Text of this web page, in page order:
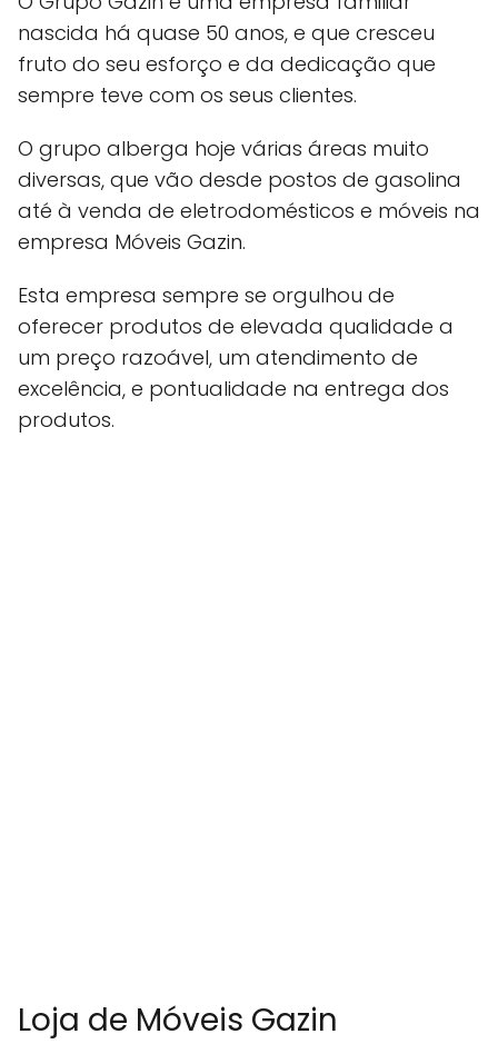
nascida há quase 50 anos, e que cresceu
fruto do seu esforço e da dedicação que
sempre teve com os seus clientes.
O grupo alberga hoje várias áreas muito
diversas, que vão desde postos de gasolina
até à venda de eletrodomésticos e móveis na
empresa Móveis Gazin.
Esta empresa sempre se orgulhou de
oferecer produtos de elevada qualidade a
um preço razoável, um atendimento de
excelência, e pontualidade na entrega dos
produtos.
Loja de Móveis Gazin